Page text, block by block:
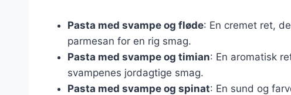
Pasta med svampe og fløde: En cremet ret,
parmesan for en rig smag.
Pasta med svampe og timian: En aromatisk
svampenes jordagtige smag.
Pasta med svampe og spinat: En sund og